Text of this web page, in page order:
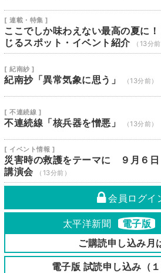
[ 連載・特集 ]
ここでしか味わえない最高の夏に
じるスポット・イベント紹介
（13分前
[ 紀南紗 ]
紀南抄「異常気象に思う」 （13分前）
[ 不連続線 ]
不連続線「核兵器を憎悪」 （13分前）
[ イベント情報 ]
災害時の救護をテーマに ９月６
講演会
（13分前）
会員ログイ
太平洋新聞 電子版
ご購読申し込み月
電子版 試読申し込み（１